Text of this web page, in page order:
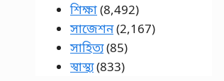
শিক্ষা(8,492)
সাজেশন(2,167)
সাহিত্য(85)
স্বাস্থ্য(833)